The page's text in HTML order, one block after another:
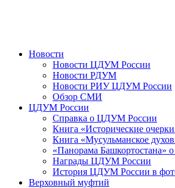
Новости
Новости ЦДУМ России
Новости РДУМ
Новости РИУ ЦДУМ России
Обзор СМИ
ЦДУМ России
Справка о ЦДУМ России
Книга «Исторические
Книга «Мусульманское
«Панорама
Награды ЦДУМ России
История ЦДУМ России в
Верховный муфтий